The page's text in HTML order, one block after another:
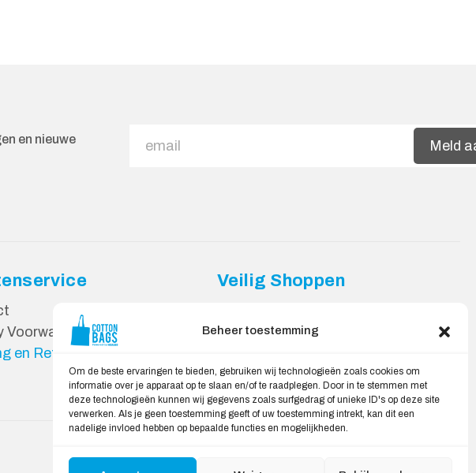
Beheer toestemming
Om de beste ervaringen te bieden, gebruiken wij technologieën zoals cookies om
informatie over je apparaat op te slaan en/of te raadplegen. Door in te stemmen met
deze technologieën kunnen wij gegevens zoals surfgedrag of unieke ID's op deze site
verwerken. Als je geen toestemming geeft of uw toestemming intrekt, kan dit een
nadelige invloed hebben op bepaalde functies en mogelijkheden.
en nieuwe
Meld
Voorwaarden
en Retourneren
Veilig Shoppen
Winkelwagen